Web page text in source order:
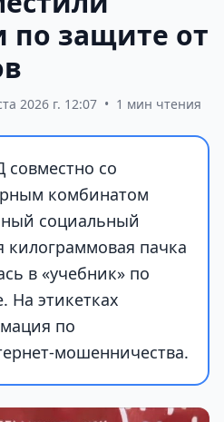
по защите от
2026 г. 12:07 • 1 мин чтения
со
комбинатом
социальный
пачка
в «учебник» по
На этикетках
по
мошенничества.